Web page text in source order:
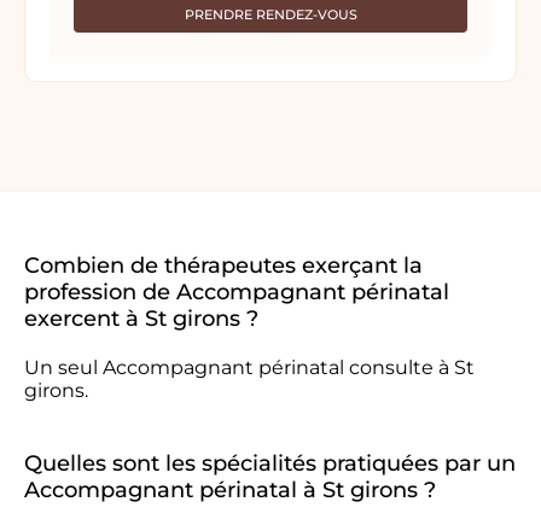
PRENDRE RENDEZ-VOUS
Combien de thérapeutes exerçant la
profession de Accompagnant périnatal
exercent à St girons ?
Un seul Accompagnant périnatal consulte à St
girons.
Quelles sont les spécialités pratiquées par un
Accompagnant périnatal à St girons ?